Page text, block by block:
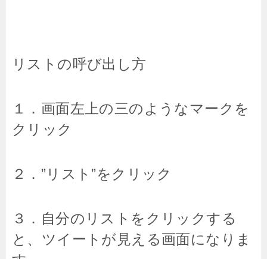
リストの呼び出し方
１．画面左上の三のようなマークを
クリック
２．”リスト”をクリック
３．自分のリストをクリックする
と、ツイートが見える画面になりま